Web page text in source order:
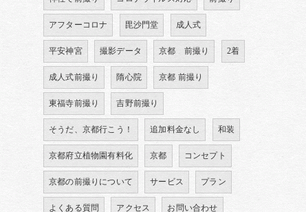
アフターコロナ 毘沙門堂 成人式
平安神宮 撮影データ 京都 前撮り 2着
成人式前撮り 隋心院 京都 前撮り
東福寺前撮り 吉野前撮り
そうだ、京都行こう！ 追加料金なし 和装
京都府立植物園有料化 京都 コンセプト
京都の前撮りについて サービス プラン
よくある質問 アクセス お問い合わせ